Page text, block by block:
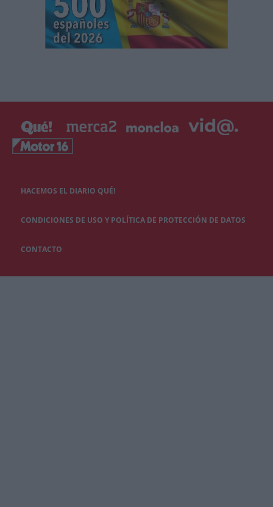
HACEMOS EL DIARIO QUÉ!
CONDICIONES DE USO Y POLÍTICA DE PROTECCIÓN DE DATOS
CONTACTO